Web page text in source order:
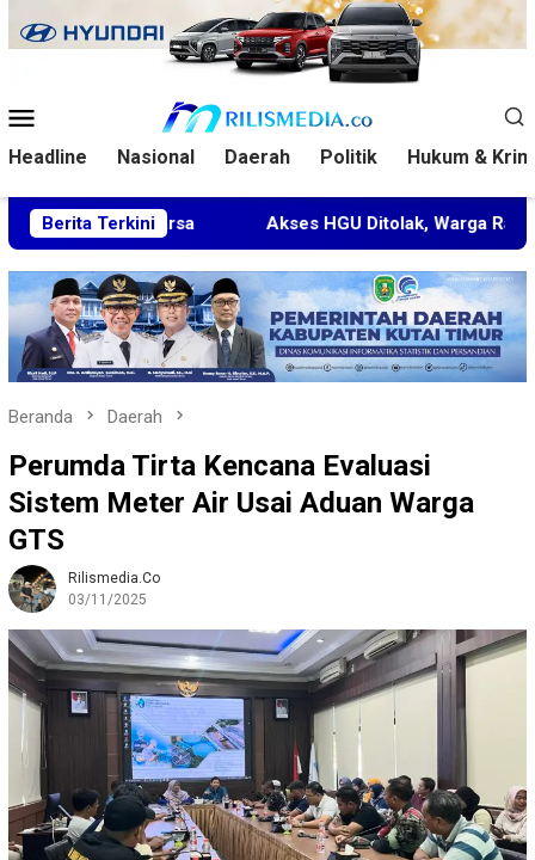
ke
Mobile
Headline Nasional Daerah Politik Hukum &
Berita TerkiniAkses HGU Ditolak, Warga Rantau Pulung
Beranda Daerah
Perumda Tirta Kencana Evaluasi
Sistem Meter Air Usai Aduan Warga
GTS
Rilismedia.co
03/11/2025